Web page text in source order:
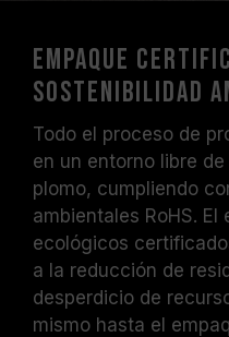
Empaque
sostenibilidad
Todo el proceso de
en un entorno libre
plomo, cumpliendo
ambientales RoHS.
ecológicos
a la reducción de
desperdicio de
mismo hasta el